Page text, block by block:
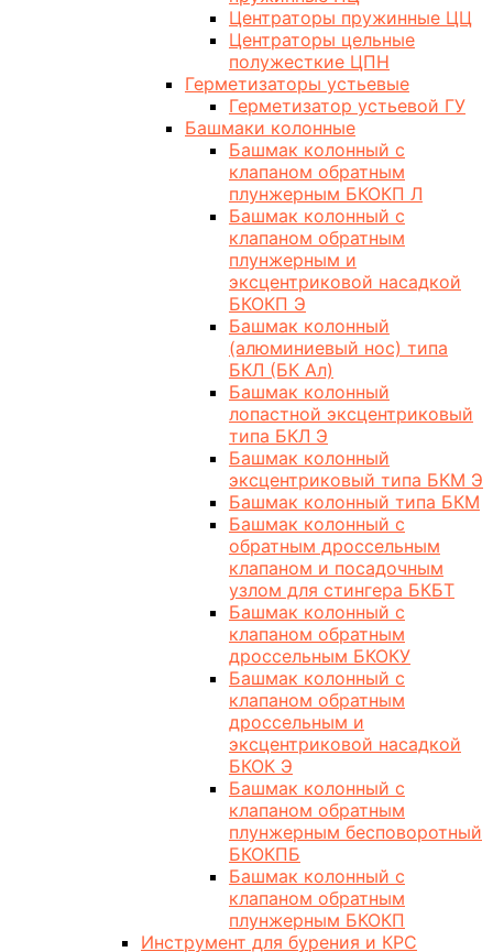
Центраторы пружинные ЦЦ
Центраторы цельные
полужесткие ЦПН
Герметизаторы устьевые
Герметизатор устьевой ГУ
Башмаки колонные
Башмак колонный с
клапаном обратным
плунжерным БКОКП Л
Башмак колонный с
клапаном обратным
плунжерным и
эксцентриковой насадкой
БКОКП Э
Башмак колонный
(алюминиевый нос) типа
БКЛ (БК Ал)
Башмак колонный
лопастной эксцентриковый
типа БКЛ Э
Башмак колонный
эксцентриковый типа БКМ Э
Башмак колонный типа БКМ
Башмак колонный с
обратным дроссельным
клапаном и посадочным
узлом для стингера БКБТ
Башмак колонный с
клапаном обратным
дроссельным БКОКУ
Башмак колонный с
клапаном обратным
дроссельным и
эксцентриковой насадкой
БКОК Э
Башмак колонный с
клапаном обратным
плунжерным бесповоротный
БКОКПБ
Башмак колонный с
клапаном обратным
плунжерным БКОКП
Инструмент для бурения и КРС